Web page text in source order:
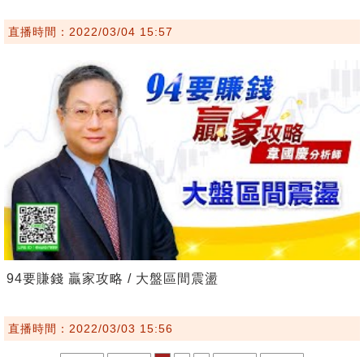
直播時間：2022/03/04 15:57
94要賺錢 贏家攻略 / 大盤區間震盪
直播時間：2022/03/03 15:56